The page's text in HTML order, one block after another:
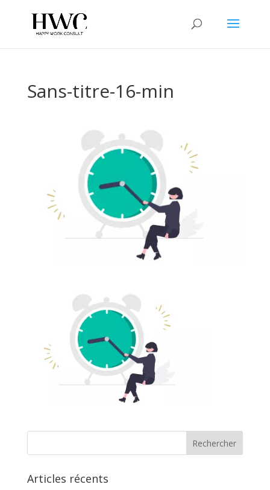
Sans-titre-16-min
Articles récents